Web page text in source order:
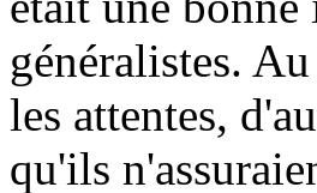
généralistes.
les attentes,
qu'ils